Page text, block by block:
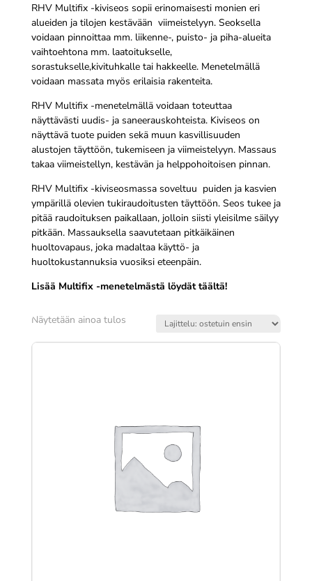
RHV Multifix -kiviseos sopii erinomaisesti monien eri
alueiden ja tilojen kestävään viimeistelyyn. Seoksella
voidaan pinnoittaa mm. liikenne-, puisto- ja piha-alueita
vaihtoehtona mm. laatoitukselle,
sorastukselle,kivituhkalle tai hakkeelle. Menetelmällä
voidaan massata myös erilaisia rakenteita.
RHV Multifix -menetelmällä voidaan toteuttaa
näyttävästi uudis- ja saneerauskohteista. Kiviseos on
näyttävä tuote puiden sekä muun kasvillisuuden
alustojen täyttöön, tukemiseen ja viimeistelyyn. Massaus
takaa viimeistellyn, kestävän ja helppohoitoisen pinnan.
RHV Multifix -kiviseosmassa soveltuu puiden ja kasvien
ympärillä olevien tukiraudoitusten täyttöön. Seos tukee ja
pitää raudoituksen paikallaan, jolloin siisti yleisilme säilyy
pitkään. Massauksella saavutetaan pitkäikäinen
huoltovapaus, joka madaltaa käyttö- ja
huoltokustannuksia vuosiksi eteenpäin.
Lisää Multifix -menetelmästä löydät täältä!
Näytetään ainoa tulos